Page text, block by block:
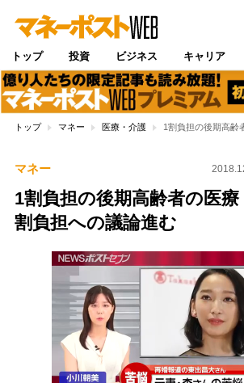
トップ 投資 ビジネス キャリア
トップ マネー 医療・介護 1割負担の後期高
マネー
1割負担の後期高齢者の医
割負担への議論進む